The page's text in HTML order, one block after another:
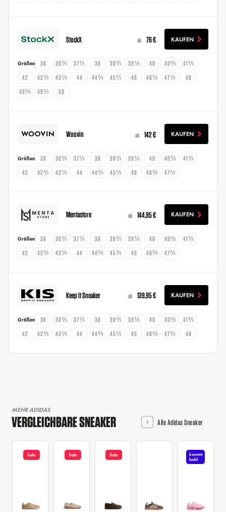
StockX ab 76 € KAUFEN
Größen 36 36⅔ 37⅓ 38 38⅔ 39⅓ 40 40⅔
41⅓
42
42⅔ 43⅓ 44 44⅔ 45⅓ 46 46⅔ 47⅓
48
48⅔
49⅓ 50
Woovin ab 142 € KAUFEN
Größen 36 36⅔ 37⅓ 38 38⅔ 39⅓ 40 40⅔
41⅓
42
42⅔ 43⅓ 44 44⅔ 45⅓ 46 46⅔ 47⅓
Mentastore ab 144,95 € KAUFEN
Größen 36 36⅔ 37⅓ 38 38⅔ 39⅓ 40 40⅔
41⅓
42
42⅔ 43⅓ 44 44⅔ 45⅓ 46 46⅔ 47⅓
Keep It Sneaker ab 139,95 € KAUFEN
Größen 36 36⅔ 37⅓ 38 38⅔ 39⅓ 40 40⅔
41⅓
42
42⅔ 43⅓ 44 44⅔ 45⅓ 46 46⅔ 47⅓ 48
MEHR ADIDAS
VERGLEICHBARE SNEAKER Alle Adidas Sneaker
Sale Sale Sale
kommt
bald